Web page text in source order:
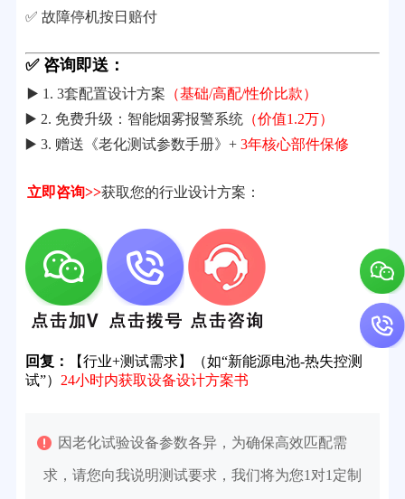
✅ 故障停机按日赔付
✅ 咨询即送：
▶️ 1. 3套配置设计方案 （基础/高配/性价比款）
▶️ 2. 免费升级：智能烟雾报警系统（价值1.2万）
▶️ 3. 赠送《老化测试参数手册》+ 3年核心部件保修
立即咨询>>获取您的行业设计方案：
回复：
【行业+测试需求】（如“新能源电池-热失控测
试”） 24小时内获取设备设计方案书
因老化试验设备参数各异，为确保高效匹配需
求，请您向我说明测试要求，我们将为您1对1定制